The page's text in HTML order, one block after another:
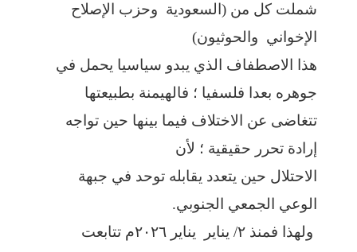
شملت كل من (السعودية وحزب الإصلاح
الإخواني والحوثيون)
هذا الاصطفاف الذي يبدو سياسيا يحمل في
جوهره بعدا فلسفيا ؛ فالهيمنة بطبيعتها
تتغاضى عن الاختلاف فيما بينها حين تواجه
إرادة تحرر حقيقية ؛ لأن
الاحتلال حين يتعدد يقابله توحد في جبهة
الوعي الجمعي الجنوبي.
ولهذا فمنذ ٢/ يناير يناير ٢٠٢٦م تتابعت